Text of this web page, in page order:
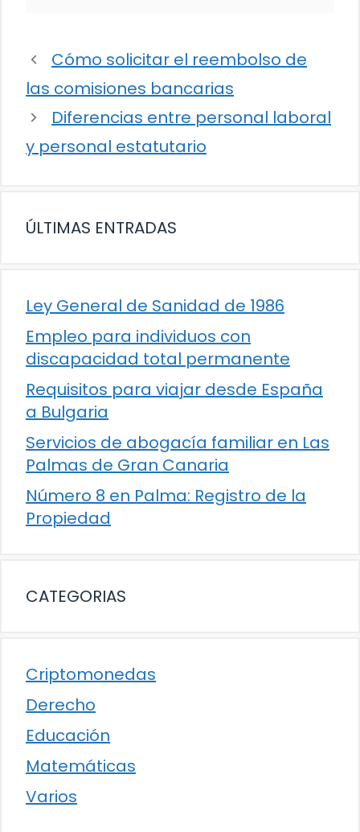
Cómo solicitar el reembolso de
las comisiones bancarias
Diferencias entre personal laboral
y personal estatutario
ÚLTIMAS ENTRADAS
Ley General de Sanidad de 1986
Empleo para individuos con
discapacidad total permanente
Requisitos para viajar desde España
a Bulgaria
Servicios de abogacía familiar en Las
Palmas de Gran Canaria
Número 8 en Palma: Registro de la
Propiedad
CATEGORIAS
Criptomonedas
Derecho
Educación
Matemáticas
Varios